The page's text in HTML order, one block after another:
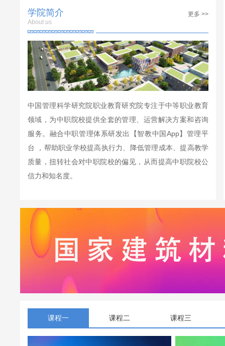
更多 >>
学院简介
About us
中国管理科学研究院职业教育研究院专注于中等职业教育
领域，为中职院校提供全套的管理、运营解决方案和咨询
服务。融合中职管理体系研发出【智教中国App】管理平
台 ，帮助职业学校提高执行力、降低管理成本、提高教学
质量，扭转社会对中职院校的偏见，从而提高中职院校公
信力和知名度。
课程一 课程二 课程三